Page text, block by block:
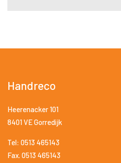
Handreco
Heerenacker 101
8401 VE Gorredijk
Tel: 0513 465143
Fax. 0513 465143